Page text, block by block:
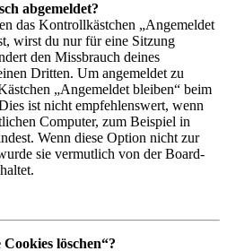
abgemeldet?
das Kontrollkästchen „Angemeldet
wirst du nur für eine Sitzung
den Missbrauch deines
Dritten. Um angemeldet zu
„Angemeldet bleiben“ beim
ist nicht empfehlenswert, wenn
Computer, zum Beispiel in
Wenn diese Option nicht zur
sie vermutlich von der Board-
löschen“?